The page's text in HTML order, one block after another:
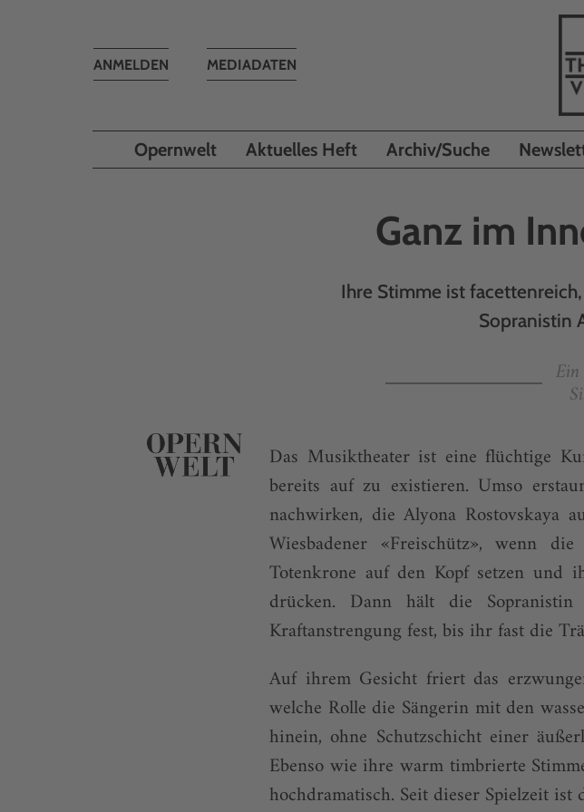
MEDIADATEN
Toggle
ANMELDEN
Opernwelt Aktuelles Heft Archiv/Suche
Ganz im
Ihre Stimme ist
Sopranistin
Das Musiktheater ist eine flüchtige
bereits auf zu existieren. Umso
nachwirken, die Alyona Rostovskaya
Wiesbadener «Freischütz», wenn
Totenkrone auf den Kopf setzen und
drücken. Dann hält die
Kraftanstrengung fest, bis ihr fast die
Auf ihrem Gesicht friert das
welche Rolle die Sängerin mit den
hinein, ohne Schutzschicht einer
Ebenso wie ihre warm timbrierte
hochdramatisch. Seit dieser Spielzeit ist